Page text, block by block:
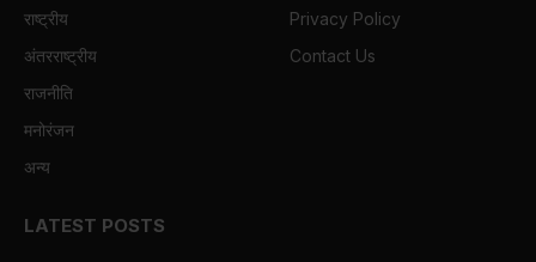
राष्ट्रीय
अंतरराष्ट्रीय
राजनीति
मनोरंजन
अन्य
Privacy Policy
Contact Us
LATEST POSTS